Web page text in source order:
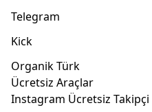
Telegram
Kick
Organik Türk
Ücretsiz Araçlar
Instagram Ücretsiz Takipçi